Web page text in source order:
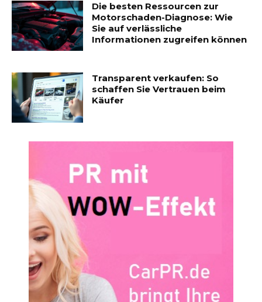
Die besten Ressourcen zur
Motorschaden-Diagnose: Wie
Sie auf verlässliche
Informationen zugreifen können
Transparent verkaufen: So
schaffen Sie Vertrauen beim
Käufer